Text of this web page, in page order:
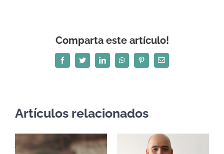
Comparta este artículo!
FacebookTwitterLinkedInWhatsAppPinterestCorreo
electrónico
Artículos relacionados